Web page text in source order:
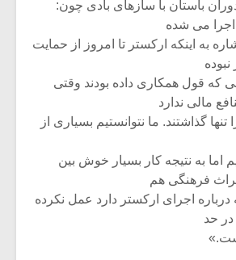
باستان با سازهای بادی چون:
اجرا می شده
به اینکه ارکستر تا امروز از حمایت
قول همکاری داده بودند وقتی
مالی ندارد
تنها گذاشتند. ما نتوانستیم بسیاری از
اما به نتیجه کار بسیار خوش بین
فرهنگی هم
درباره اجرای ارکستر دارد عمل نکرده
در حد